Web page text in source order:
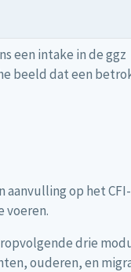
een intake in de ggz
beeld dat een
aanvulling op het CFI-
voeren.
drie
ouderen, en